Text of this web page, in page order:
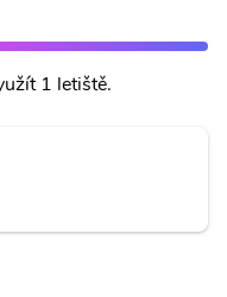
1 letiště.